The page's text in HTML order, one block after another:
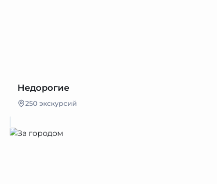
Недорогие
250 экскурсий